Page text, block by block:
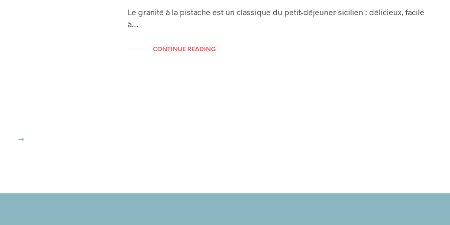
Le granité à la pistache est un classique du petit-déjeuner sicilien : délicieux, facile
à…
CONTINUE READING
→